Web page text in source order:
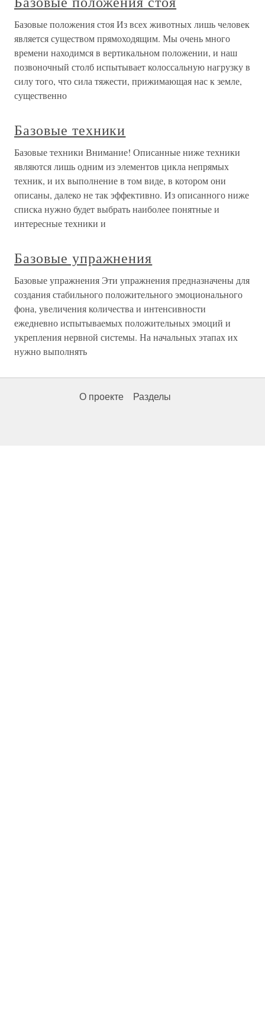
Базовые положения стоя Из всех животных лишь человек
является существом прямоходящим. Мы очень много
времени находимся в вертикальном положении, и наш
позвоночный столб испытывает колоссальную нагрузку в
силу того, что сила тяжести, прижимающая нас к земле,
существенно
Базовые техники
Базовые техники Внимание! Описанные ниже техники
являются лишь одним из элементов цикла непрямых
техник, и их выполнение в том виде, в котором они
описаны, далеко не так эффективно. Из описанного ниже
списка нужно будет выбрать наиболее понятные и
интересные техники и
Базовые упражнения
Базовые упражнения Эти упражнения предназначены для
создания стабильного положительного эмоционального
фона, увеличения количества и интенсивности
ежедневно испытываемых положительных эмоций и
укрепления нервной системы. На начальных этапах их
нужно выполнять
О проекте Разделы